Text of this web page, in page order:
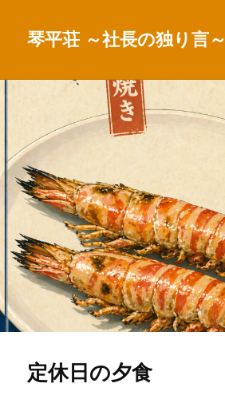
琴平荘 ～社長の独り言～
定休日の夕食